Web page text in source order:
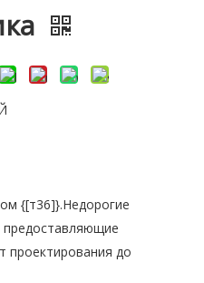
{[т36]}.Недорогие
проектирования до